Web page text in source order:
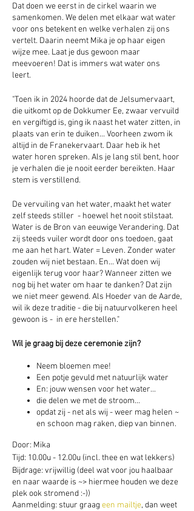
Dat doen we eerst in de cirkel waarin we
samenkomen. We delen met elkaar wat water
voor ons betekent en welke verhalen zij ons
vertelt. Daarin neemt Mika je op haar eigen
wijze mee. Laat je dus gewoon maar
meevoeren! Dat is immers wat water ons
leert.
"Toen ik in 2024 hoorde dat de Jelsumervaart,
die uitkomt op de Dokkumer Ee, zwaar vervuild
en vergiftigd is, ging ik naast het water zitten, in
plaats van erin te duiken... Voorheen zwom ik
altijd in de Franekervaart. Daar heb ik het
water horen spreken. Als je lang stil bent, hoor
je verhalen die je nooit eerder bereikten. Haar
stem is verstillend.
De vervuiling van het water, maakt het water
zelf steeds stiller - hoewel het nooit stilstaat.
Water is de Bron van eeuwige Verandering. Dat
zij steeds vuiler wordt door ons toedoen, gaat
me aan het hart. Water = Leven. Zonder water
zouden wij niet bestaan. En... Wat doen wij
eigenlijk terug voor haar? Wanneer zitten we
nog bij het water om haar te danken? Dat zijn
we niet meer gewend. Als Hoeder van de Aarde,
wil ik deze traditie - die bij natuurvolkeren heel
gewoon is - in ere herstellen."
Wil je graag bij deze ceremonie zijn?
Neem bloemen mee!
Een potje gevuld met natuurlijk water
En: jouw wensen voor het water...
die delen we met de stroom...
opdat zij - net als wij - weer mag helen ~
en schoon mag raken, diep van binnen.
Door: Mika
Tijd: 10.00u - 12.00u (incl. thee en wat lekkers)
Bijdrage: vrijwillig (deel wat voor jou haalbaar
en naar waarde is ~> hiermee houden we deze
plek ook stromend :-))
Aanmelding: stuur graag een mailtje, dan weet